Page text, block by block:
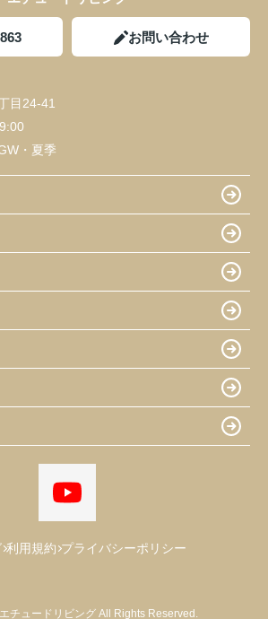
お問い合わせ
目24-41
・夏季
利用規約 プライバシーポリシー
チュードリビング All Rights Reserved.